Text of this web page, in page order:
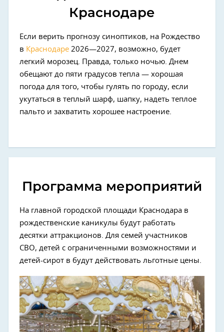
Краснодаре
Если верить прогнозу синоптиков, на Рождество
в Краснодаре 2026—2027, возможно, будет
легкий морозец. Правда, только ночью. Днем
обещают до пяти градусов тепла — хорошая
погода для того, чтобы гулять по городу, если
укутаться в теплый шарф, шапку, надеть теплое
пальто и захватить хорошее настроение.
Программа мероприятий
На главной городской площади Краснодара в
рождественские каникулы будут работать
десятки аттракционов. Для семей участников
СВО, детей с ограниченными возможностями и
детей-сирот в будут действовать льготные цены.